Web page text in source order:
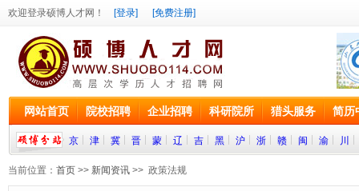
欢迎登录硕博人才网！ [登录] [免费注册]
网站首页 院校招聘 企业招聘 科研院所 猎头服务 简历
京 津 冀 晋 蒙 辽 吉 黑 沪 浙 赣 闽 渝 川
当前位置： 首页 >> 新闻资讯 >> 政策法规